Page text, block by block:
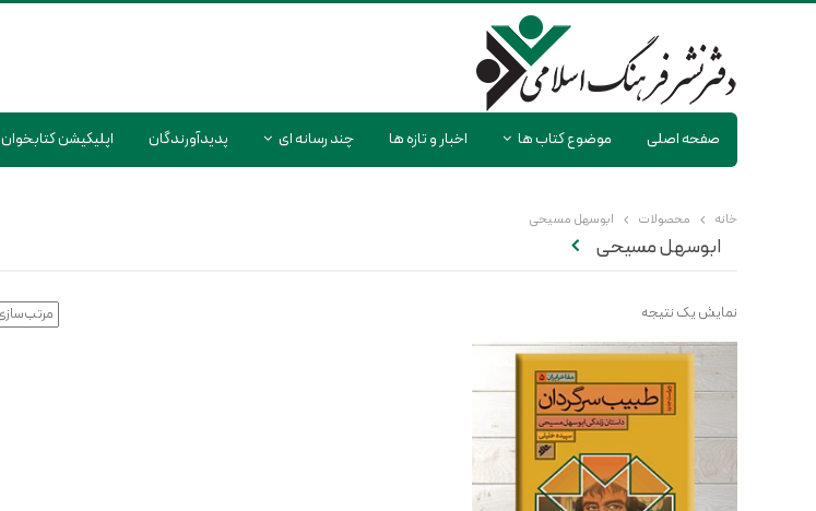
صفحه اصلی موضوع کتاب ها اخبار و تازه ها چند رسانه ای پدیدآورندگان اپلیکیشن کتابخوان
خانه محصولات ابوسهل مسیحی
ابوسهل مسیحی
نمایش یک نتیجه